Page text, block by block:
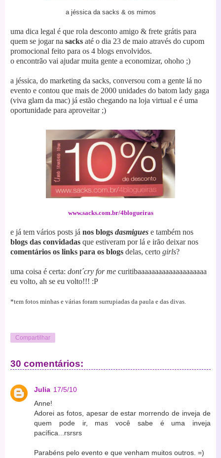
a jéssica da sacks & os mimos
uma dica legal é que rola desconto amigo & frete grátis para
quem se jogar na sacks até o dia 23 de maio através do cupom
promocional feito para os 4 blogs envolvidos.
o encontrão vai ajudar muita gente a economizar, ohoho ;)
a jéssica, do marketing da sacks, conversou com a gente lá no
evento e contou que mais de 2000 unidades do batom lady gaga
(viva glam da mac) já estão chegando na loja virtual e é uma
oportunidade para aproveitar ;)
www.sacks.com.br/4blogueiras
e já tem vários posts já nos blogs dasmigues e também nos
blogs das convidadas que estiveram por lá e irão deixar nos
comentários os links para os blogs delas, certo girls?
uma coisa é certa: dont´cry for me curitibaaaaaaaaaaaaaaaaaaaa
eu volto, ah se eu volto!!! :P
*tem fotos minhas e várias foram surrupiadas da paula e das divas.
Compartilhar
30 comentários:
Julia 17/5/10
Anne!
Adorei as fotos, apesar de estar morrendo de inveja de
quem pode ir, mas você sabe é uma inveja
pacífica...rsrsrs
Parabéns pelo evento e que venham muitos outros. =)